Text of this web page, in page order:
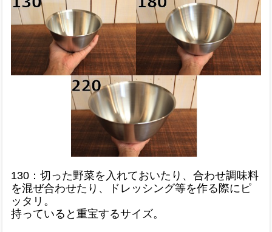
130：切った野菜を入れておいたり、合わせ調味料
を混ぜ合わせたり、ドレッシング等を作る際にピ
ッタリ。
持っていると重宝するサイズ。